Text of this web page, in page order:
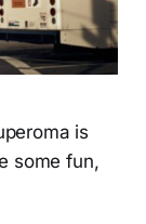
is
some fun,